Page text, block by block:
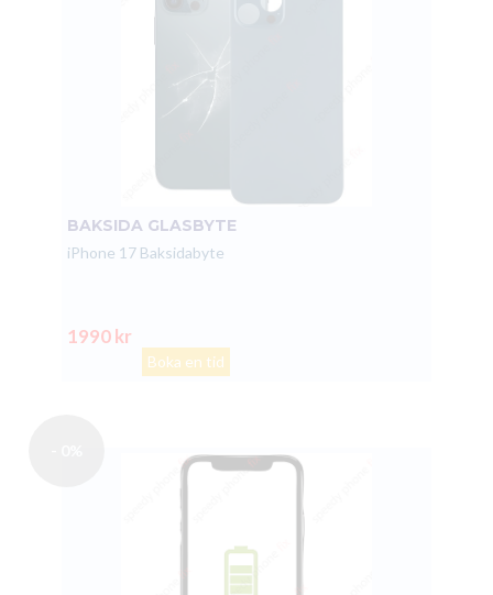
BAKSIDA GLASBYTE
iPhone 17 Baksidabyte
1990 kr
Boka en tid